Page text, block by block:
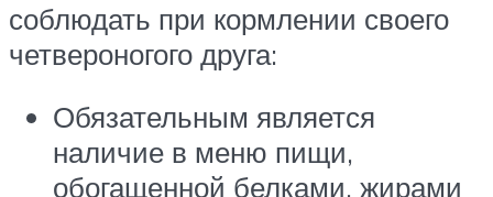
соблюдать при кормлении своего
четвероногого друга:
Обязательным является
наличие в меню пищи,
обогащенной белками, жирами